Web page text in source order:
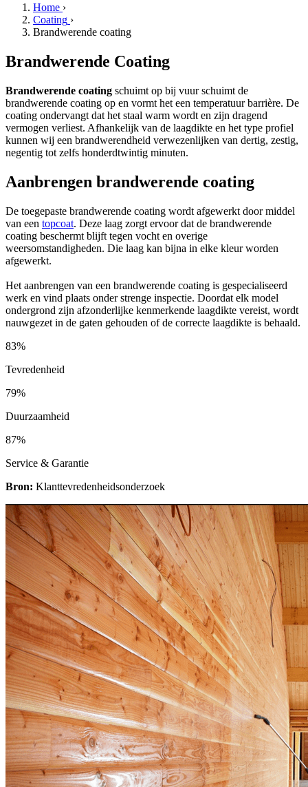
Home ›
Coating ›
Brandwerende coating
Brandwerende Coating
Brandwerende coating schuimt op bij vuur schuimt de
brandwerende coating op en vormt het een temperatuur barrière. De
coating ondervangt dat het staal warm wordt en zijn dragend
vermogen verliest. Afhankelijk van de laagdikte en het type profiel
kunnen wij een brandwerendheid verwezenlijken van dertig, zestig,
negentig tot zelfs honderdtwintig minuten.
Aanbrengen brandwerende coating
De toegepaste brandwerende coating wordt afgewerkt door middel
van een topcoat. Deze laag zorgt ervoor dat de brandwerende
coating beschermt blijft tegen vocht en overige
weersomstandigheden. Die laag kan bijna in elke kleur worden
afgewerkt.
Het aanbrengen van een brandwerende coating is gespecialiseerd
werk en vind plaats onder strenge inspectie. Doordat elk model
ondergrond zijn afzonderlijke kenmerkende laagdikte vereist, wordt
nauwgezet in de gaten gehouden of de correcte laagdikte is behaald.
83%
Tevredenheid
79%
Duurzaamheid
87%
Service & Garantie
Bron: Klanttevredenheidsonderzoek